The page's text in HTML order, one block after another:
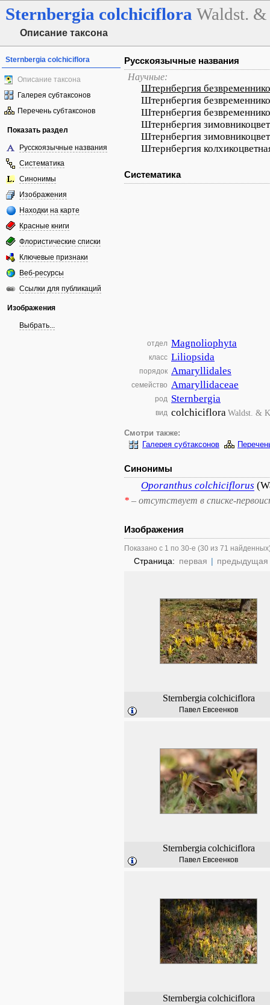
Sternbergia colchiciflora Waldst.
Описание таксона
Sternbergia colchiciflora
Описание таксона
Галерея субтаксонов
Перечень субтаксонов
Показать раздел
Русскоязычные названия
Систематика
Синонимы
Изображения
Находки на карте
Красные книги
Флористические списки
Ключевые признаки
Веб-ресурсы
Ссылки для публикаций
Изображения
Выбрать...
Русскоязычные названия
Научные:
Штернбергия
Штернбергия
Штернбергия
Штернбергия
Штернбергия
Штернбергия
Систематика
отдел Magnoliophyta
класс Liliopsida
порядок Amaryllidales
семейство Amaryllidaceae
род Sternbergia
вид colchicifloraWaldst. &
Смотри также:
Галерея субтаксонов
Синонимы
Oporanthus colchiciflorus
* – отсутствует в списке-
Изображения
Показано с 1 по 30-е (30 из 71
Страница: первая | предыдущая
Sternbergia colchiciflora
Павел Евсеенков
Sternbergia colchiciflora
Павел Евсеенков
Sternbergia colchiciflora